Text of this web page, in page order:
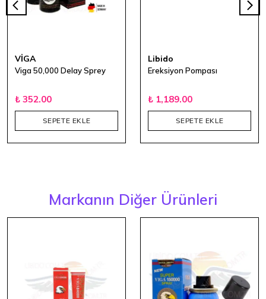
VİGA
Viga 50,000 Delay Sprey
₺ 352.00
SEPETE EKLE
Libido
Ereksiyon Pompası
₺ 1,189.00
SEPETE EKLE
Markanın Diğer Ürünleri